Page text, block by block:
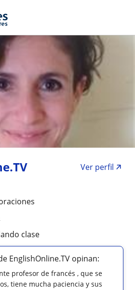
Ver perfil
clase
EnglishOnline.TV opinan:
profesor de francés , que se
tiene mucha paciencia y sus